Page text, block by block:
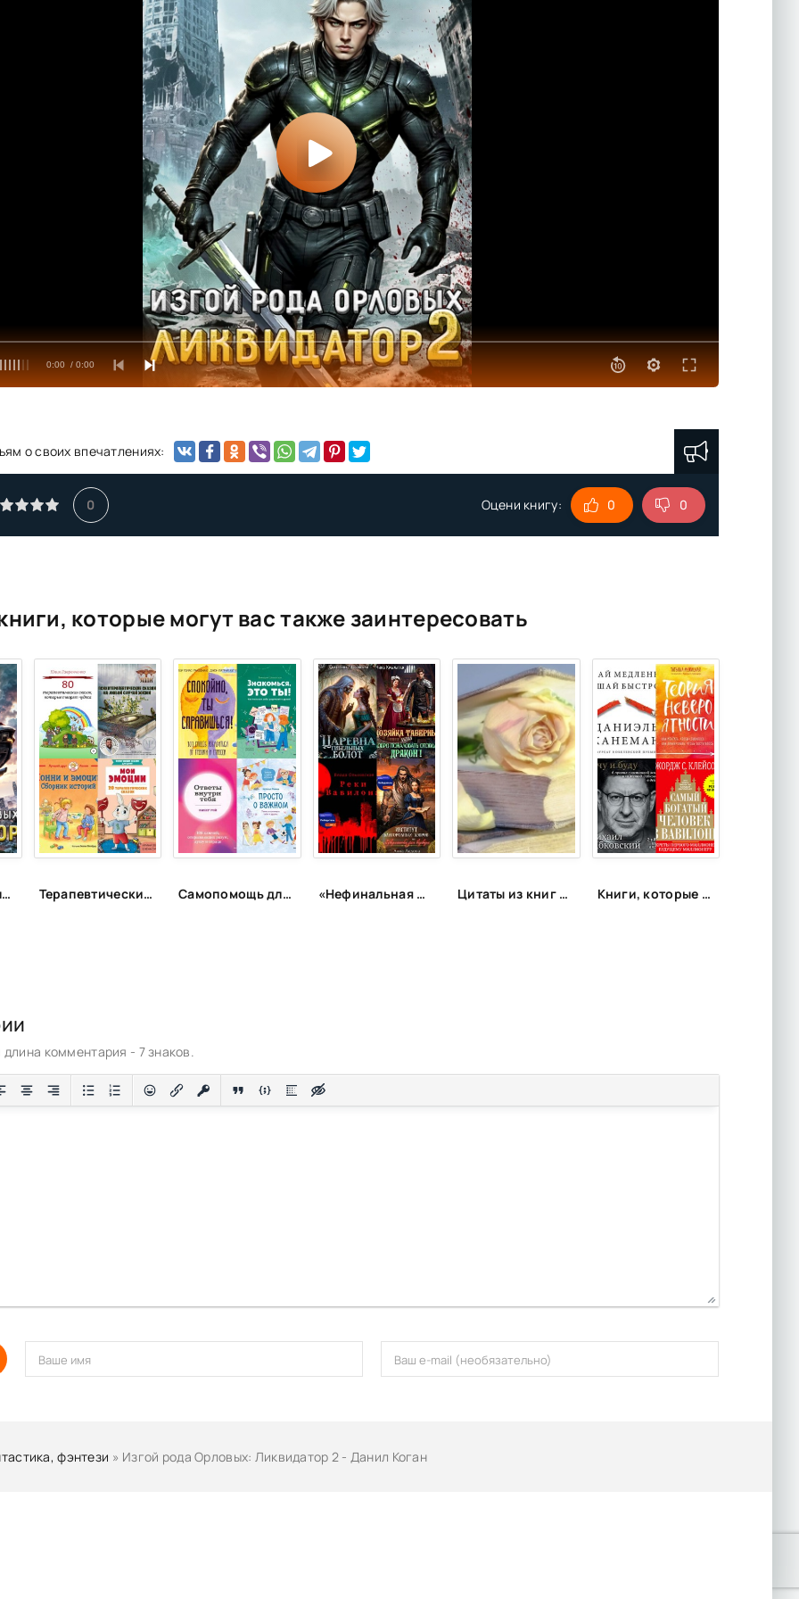
0:00 / 0:00
о своих впечатлениях:
0 Оцени книгу: 0 0
которые могут вас также заинтересовать
Изгой рода Орловых: Ликвидатор - Данил Коган Терапевтические сказки для детей! Самопомощь для самых маленьких «Нефинальная фантазия»: лонг-лист Цитаты из книг и фильмов, которые помогут не сдаться в трудную минуту или после неудачи Книги, которые подарят энергию
комментария - 7 знаков.
фэнтези » Изгой рода Орловых: Ликвидатор 2 - Данил Коган